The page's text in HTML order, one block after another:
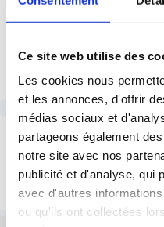
Ce site web utilise des
Les cookies nous
et les annonces, d'offrir
médias sociaux et
partageons également
notre site avec nos
publicité et d'analyse, qui
avec d'autres
ou qu'ils ont collectées
Partager la
française